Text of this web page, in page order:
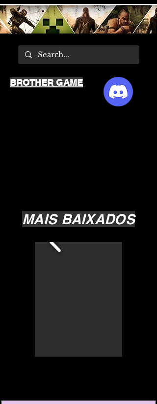
MAIS BAIXADOS
BROTHER GAME